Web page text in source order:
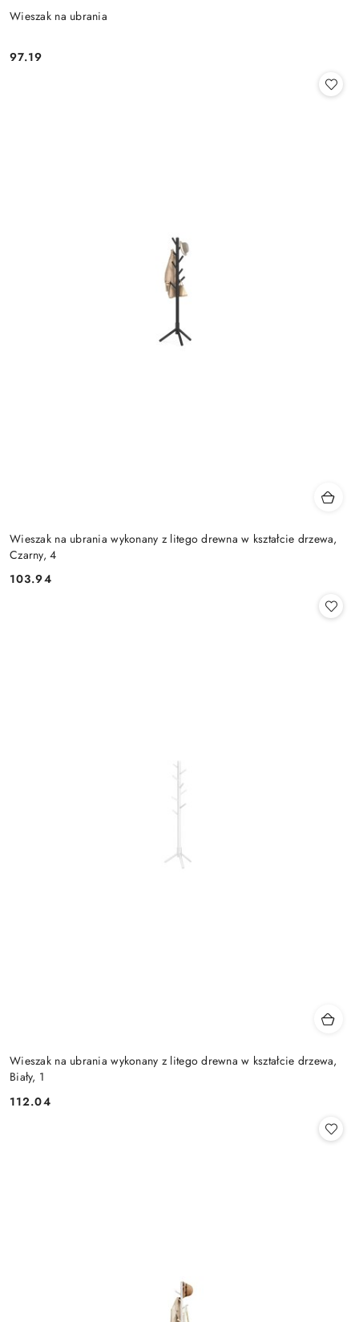
Wieszak na ubrania
Cena:
97.19
Wieszak na ubrania wykonany z litego drewna w kształcie drzewa,
Czarny, 4
Cena:
103.94
Wieszak na ubrania wykonany z litego drewna w kształcie drzewa,
Biały, 1
Cena:
112.04